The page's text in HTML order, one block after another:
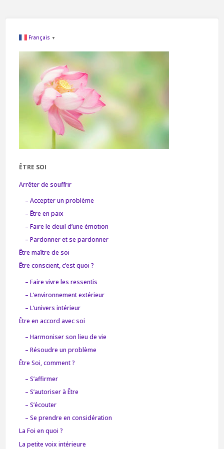
Français ▼
ÊTRE SOI
Arrêter de souffrir
– Accepter un problème
– Être en paix
– Faire le deuil d’une émotion
– Pardonner et se pardonner
Être maître de soi
Être conscient, c’est quoi ?
– Faire vivre les ressentis
– L’environnement extérieur
– L’univers intérieur
Être en accord avec soi
– Harmoniser son lieu de vie
– Résoudre un problème
Être Soi, comment ?
– S’affirmer
– S’autoriser à Être
– S’écouter
– Se prendre en considération
La Foi en quoi ?
La petite voix intérieure